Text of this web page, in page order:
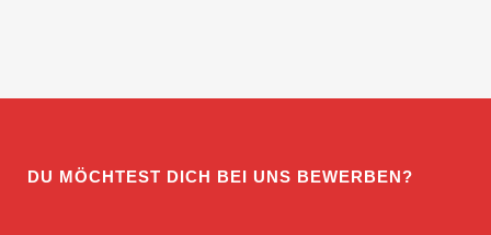
DU MÖCHTEST DICH BEI UNS BEWERBEN?